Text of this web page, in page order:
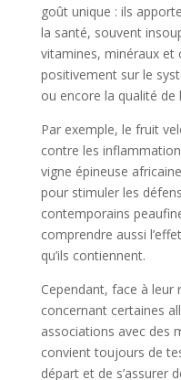
goût unique : ils
la santé, souvent
vitamines, minéraux
positivement sur le
ou encore la qualité de
Par exemple, le fruit
contre les
vigne épineuse
pour stimuler les
contemporains
comprendre aussi
qu’ils contiennent.
Cependant, face à leur
concernant certaines
associations avec des
convient toujours de
départ et de s’assurer